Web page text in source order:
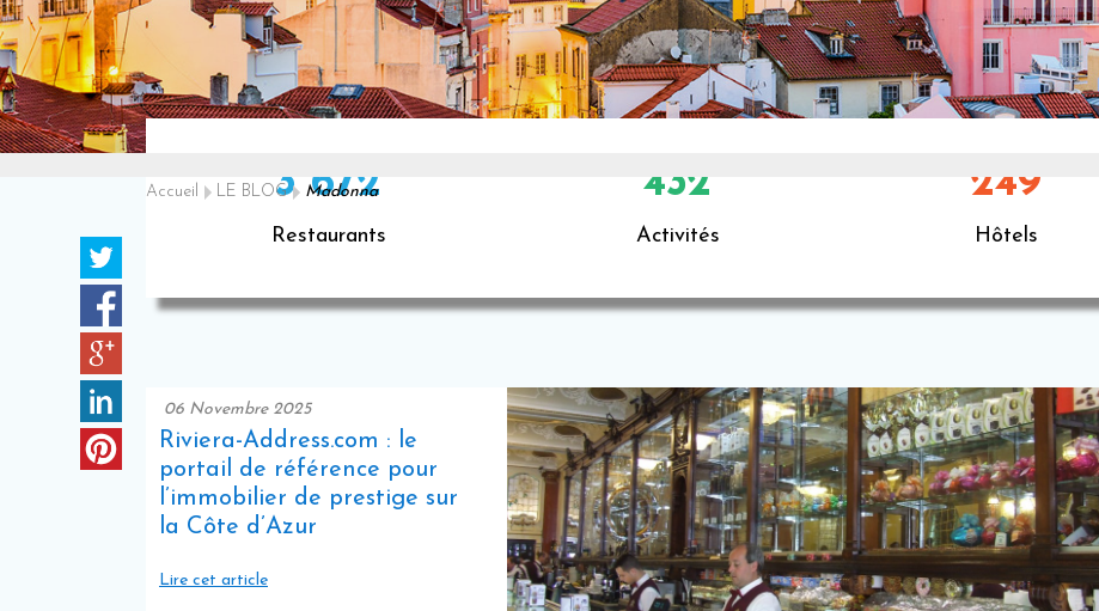
Accueil LE BLOG Madonna
3 672
Restaurants
432
Activités
249
Hôtels
06 Novembre 2025
Riviera-Address.com : le
portail de référence pour
l’immobilier de prestige sur
la Côte d’Azur
Lire cet article